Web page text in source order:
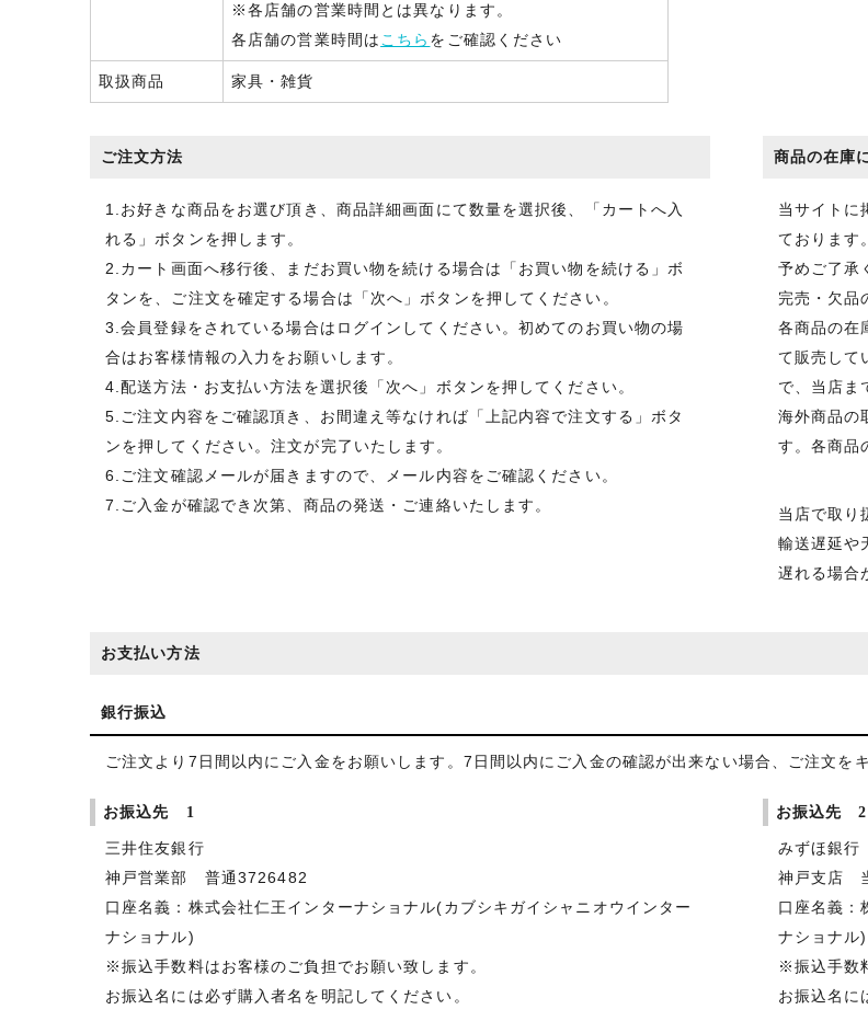
※各店舗の営業時間とは異なります。
各店舗の営業時間は こちら をご確認ください
取扱商品 家具・雑貨
ご注文方法
1.お好きな商品をお選び頂き、商品詳細画面にて数量を選択後、「カートへ入
れる」ボタンを押します。
2.カート画面へ移行後、まだお買い物を続ける場合は「お買い物を続ける」ボ
タンを、ご注文を確定する場合は「次へ」ボタンを押してください。
3.会員登録をされている場合はログインしてください。初めてのお買い物の場
合はお客様情報の入力をお願いします。
4.配送方法・お支払い方法を選択後「次へ」ボタンを押してください。
5.ご注文内容をご確認頂き、お間違え等なければ「上記内容で注文する」ボタ
ンを押してください。注文が完了いたします。
6.ご注文確認メールが届きますので、メール内容をご確認ください。
7.ご入金が確認でき次第、商品の発送・ご連絡いたします。
商品の在庫
当サイトに
ております
予めご了承
完売・欠品
各商品の在
て販売して
で、当店ま
海外商品の
す。各商品
当店で取り
輸送遅延や
遅れる場合
お支払い方法
銀行振込
ご注文より7日間以内にご入金をお願いします。7日間以内にご入金の確認が出来ない場合、ご注文を
お振込先 1
三井住友銀行
神戸営業部 普通3726482
口座名義：株式会社仁王インターナショナル(カブシキガイシャニオウインター
ナショナル)
※振込手数料はお客様のご負担でお願い致します。
お振込名には必ず購入者名を明記してください。
お振込先 2
みずほ銀行
神戸支店
口座名義：
ナショナル)
※振込手数
お振込名に